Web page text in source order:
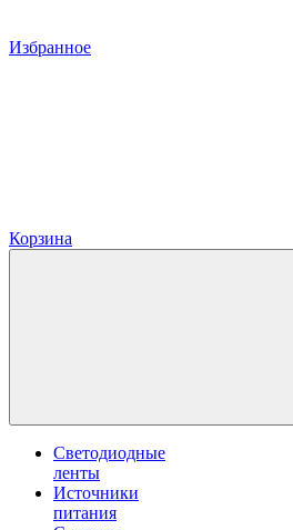
Избранное
Корзина
Светодиодные
ленты
Источники
питания